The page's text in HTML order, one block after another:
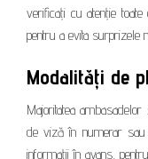
verificați cu atenție
pentru a evita surprizele
Modalități de
Majoritatea
de viză în numerar
informații în avans,